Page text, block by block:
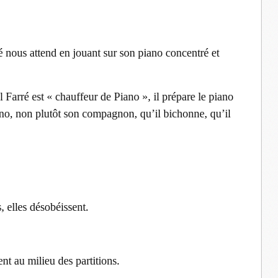
nous attend en jouant sur son piano concentré et
Farré est « chauffeur de Piano », il prépare le piano
non plutôt son compagnon, qu’il bichonne, qu’il
elles désobéissent.
au milieu des partitions.